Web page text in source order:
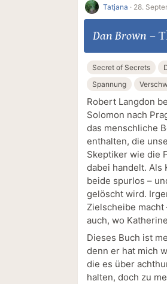
Tatjana · 28.
Dan Brown –
Secret of Secrets
Spannung
Robert Langdon
Solomon nach
das menschliche
enthalten, die
Skeptiker wie die
dabei handelt. Als
beide spurlos –
gelöscht wird.
Zielscheibe
auch, wo
Dieses Buch ist
denn er hat mich
die es über
halten, doch zu